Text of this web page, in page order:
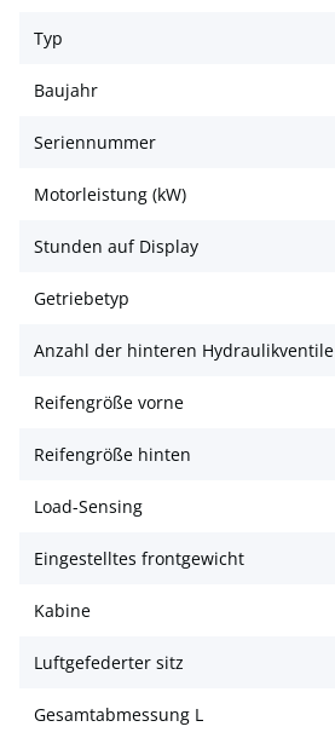
Typ
Baujahr
Seriennummer
Motorleistung (kW)
Stunden auf Display
Getriebetyp
Anzahl der hinteren Hydraulikventile
Reifengröße vorne
Reifengröße hinten
Load-Sensing
Eingestelltes frontgewicht
Kabine
Luftgefederter sitz
Gesamtabmessung L